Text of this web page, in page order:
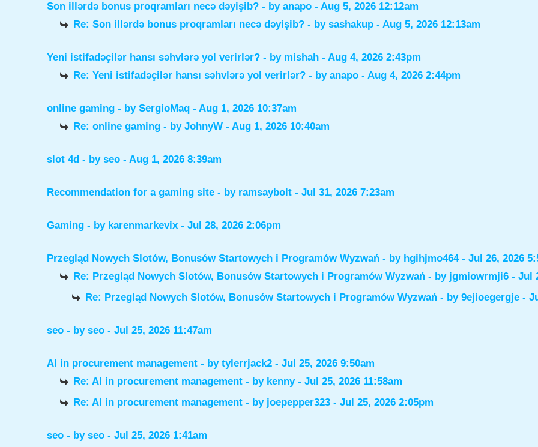
Son illərdə bonus proqramları necə dəyişib? - by anapo- Aug 5, 2026 12:12am
Re: Son illərdə bonus proqramları necə dəyişib? - by sashakup- Aug 5, 2026 12:13am
Yeni istifadəçilər hansı səhvlərə yol verirlər? - by mishah- Aug 4, 2026 2:43pm
Re: Yeni istifadəçilər hansı səhvlərə yol verirlər? - by anapo- Aug 4, 2026 2:44pm
online gaming - by SergioMaq- Aug 1, 2026 10:37am
Re: online gaming - by JohnyW- Aug 1, 2026 10:40am
slot 4d - by seo- Aug 1, 2026 8:39am
Recommendation for a gaming site - by ramsaybolt- Jul 31, 2026 7:23am
Gaming - by karenmarkevix- Jul 28, 2026 2:06pm
Przegląd Nowych Slotów, Bonusów Startowych i Programów Wyzwań - by hgihjmo464- Jul 26, 2026
Re: Przegląd Nowych Slotów, Bonusów Startowych i Programów Wyzwań - by jgmiowrmji6- Jul
Re: Przegląd Nowych Slotów, Bonusów Startowych i Programów Wyzwań - by 9ejioegergje-
seo - by seo- Jul 25, 2026 11:47am
AI in procurement management - by tylerrjack2- Jul 25, 2026 9:50am
Re: AI in procurement management - by kenny- Jul 25, 2026 11:58am
Re: AI in procurement management - by joepepper323- Jul 25, 2026 2:05pm
seo - by seo- Jul 25, 2026 1:41am